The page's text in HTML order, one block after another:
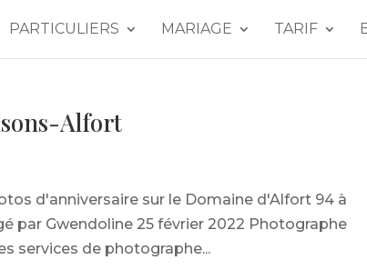
PARTICULIERS MARIAGE TARIF
Alfort
d'anniversaire sur le Domaine d'Alfort 94 à
par Gwendoline 25 février 2022 Photographe
services de photographe...